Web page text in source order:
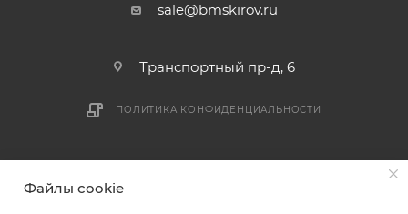
sale@bmskirov.ru
Транспортный пр-д, 6
ПОЛИТИКА КОНФИДЕНЦИАЛЬНОСТИ
Файлы cookie